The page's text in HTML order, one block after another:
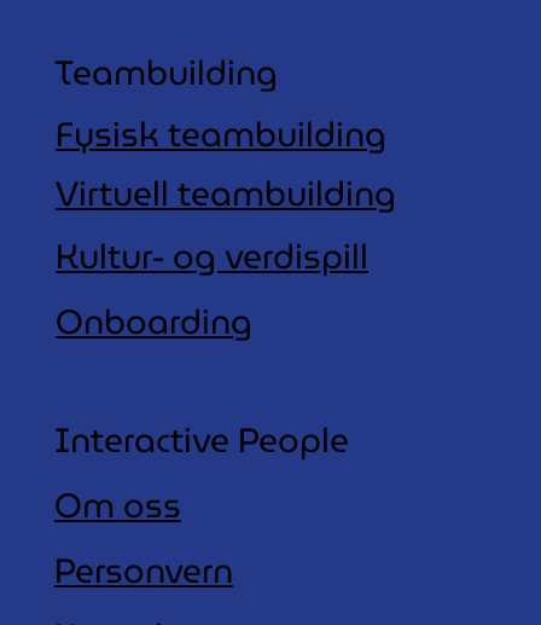
Teambuilding
Fysisk teambuilding
Virtuell teambuilding
Kultur- og verdispill
Onboarding
Interactive People
Om oss
Personvern